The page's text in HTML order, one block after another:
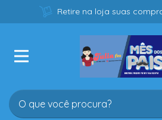
Retire na loja suas